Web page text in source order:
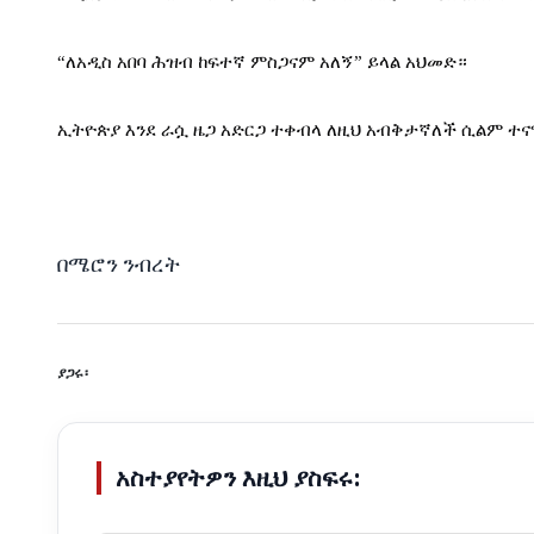
“ለአዲስ አበባ ሕዝብ ከፍተኛ ምስጋናም አለኝ” ይላል አህመድ።
ኢትዮጵያ እንደ ራሷ ዜጋ አድርጋ ተቀብላ ለዚህ አብቅታኛለች ሲልም
በሜሮን ንብረት
ያጋሩ፡
አስተያየትዎን እዚህ ያስፍሩ: